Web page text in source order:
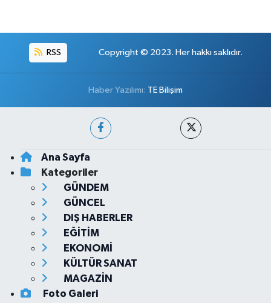
RSS Copyright © 2023. Her hakkı saklıdır.
Haber Yazılımı: TE Bilişim
Ana Sayfa
Kategoriler
GÜNDEM
GÜNCEL
DIŞ HABERLER
EĞİTİM
EKONOMİ
KÜLTÜR SANAT
MAGAZİN
Foto Galeri